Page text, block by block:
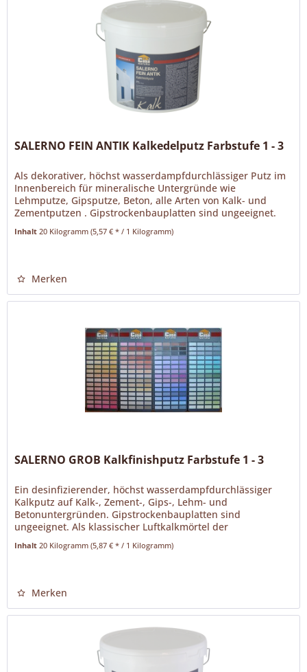
SALERNO FEIN ANTIK Kalkedelputz Farbstufe 1 - 3
Als dekorativer, höchst wasserdampfdurchlässiger Putz im
Innenbereich für mineralische Untergründe wie
Lehmputze, Gipsputze, Beton, alle Arten von Kalk- und
Zementputzen . Gipstrockenbauplatten sind ungeeignet.
SALERNO ANTIK ist ein...
Inhalt20 Kilogramm(5,57 € * / 1 Kilogramm)
Merken
SALERNO GROB Kalkfinishputz Farbstufe 1 - 3
Ein desinfizierender, höchst wasserdampfdurchlässiger
Kalkputz auf Kalk-, Zement-, Gips-, Lehm- und
Betonuntergründen. Gipstrockenbauplatten sind
ungeeignet. Als klassischer Luftkalkmörtel der
Mörtelgruppe P 1a. Salerno hat eine hohe...
Inhalt 20 Kilogramm(5,87 € * / 1 Kilogramm)
Merken